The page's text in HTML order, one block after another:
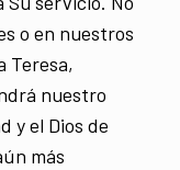
o en nuestros
Teresa,
nuestro
y el Dios de
más